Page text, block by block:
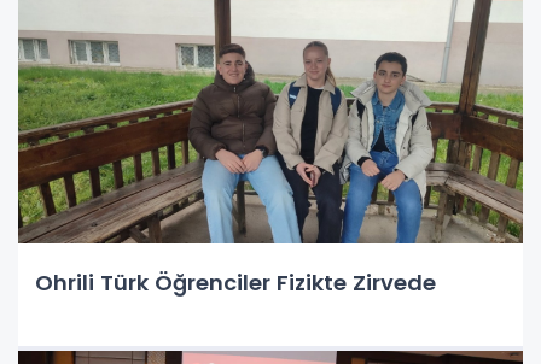
Ohrili Türk Öğrenciler Fizikte Zirvede